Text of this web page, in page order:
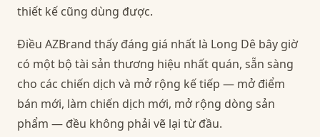
thiết kế cũng dùng được.
Điều AZBrand thấy đáng giá nhất là Long Dê bây giờ
có một bộ tài sản thương hiệu nhất quán, sẵn sàng
cho các chiến dịch và mở rộng kế tiếp — mở điểm
bán mới, làm chiến dịch mới, mở rộng dòng sản
phẩm — đều không phải vẽ lại từ đầu.